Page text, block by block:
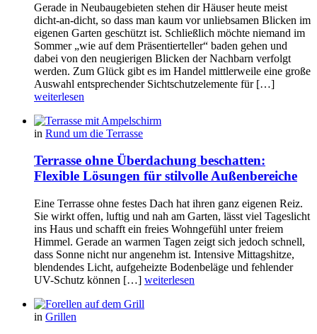
Gerade in Neubaugebieten stehen dir Häuser heute meist
dicht-an-dicht, so dass man kaum vor unliebsamen Blicken im
eigenen Garten geschützt ist. Schließlich möchte niemand im
Sommer „wie auf dem Präsentierteller“ baden gehen und
dabei von den neugierigen Blicken der Nachbarn verfolgt
werden. Zum Glück gibt es im Handel mittlerweile eine große
Auswahl entsprechender Sichtschutzelemente für […]
weiterlesen
in Rund um die Terrasse
Terrasse ohne Überdachung beschatten:
Flexible Lösungen für stilvolle Außenbereiche
Eine Terrasse ohne festes Dach hat ihren ganz eigenen Reiz.
Sie wirkt offen, luftig und nah am Garten, lässt viel Tageslicht
ins Haus und schafft ein freies Wohngefühl unter freiem
Himmel. Gerade an warmen Tagen zeigt sich jedoch schnell,
dass Sonne nicht nur angenehm ist. Intensive Mittagshitze,
blendendes Licht, aufgeheizte Bodenbeläge und fehlender
UV-Schutz können […] weiterlesen
in Grillen